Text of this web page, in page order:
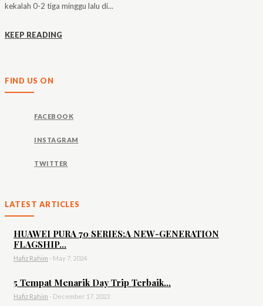
kekalah 0-2 tiga minggu lalu di...
KEEP READING
FIND US ON
FACEBOOK
INSTAGRAM
TWITTER
LATEST ARTICLES
HUAWEI PURA 70 SERIES:A NEW-GENERATION
FLAGSHIP...
Hafiz Rahim - May 7, 2024
5 Tempat Menarik Day Trip Terbaik...
Hafiz Rahim - December 17, 2023